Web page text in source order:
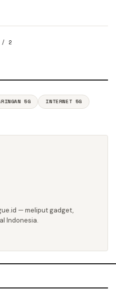
/ 2
5G
INTERNET 5G
— meliput gadget,
Indonesia.